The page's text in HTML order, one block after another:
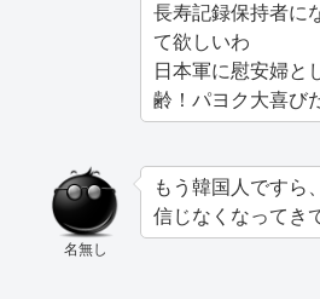
長寿記録保持者に
て欲しいわ
日本軍に慰安婦と
齢！パヨク大喜び
名無し
もう韓国人ですら
信じなくなってき